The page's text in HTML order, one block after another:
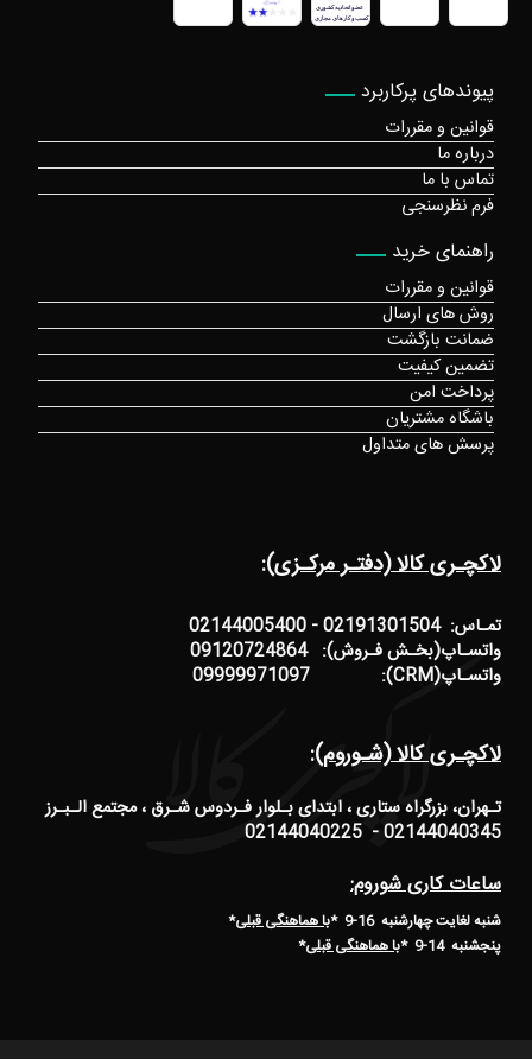
لاکچـری کالا (دفتـر مرکـزی):
تمـاس: 02191301504 - 02144005400
واتسـاپ(بخـش فـروش): 09120724864
واتسـاپ(CRM): 09999971097
لاکچـری کالا (شـوروم):
تـهران، بزرگراه ستاری ، ابتدای بـلوار فـردوس شـرق ، مجتمع الـبـرز
02144040345 - 02144040225
ساعات کاری شوروم:
شنبه لغایت چهارشنبه 16-9 * با هماهنگی قبلی*
پنجشنبه 14-9
*با هماهنگی قبلی*
پیوندهای پرکاربرد
قوانین و مقررات
درباره ما
تماس با ما
فرم نظرسنجی
راهنمای خرید
قوانین و مقررات
روش های ارسال
ضمانت بازگشت
تضمین کیفیت
پرداخت امن
باشگاه مشتریان
پرسش های متداول